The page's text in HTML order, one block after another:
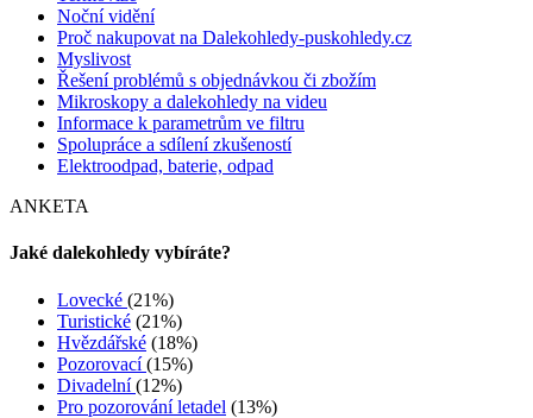
Noční vidění
Proč nakupovat na Dalekohledy-puskohledy.cz
Myslivost
Řešení problémů s objednávkou či zbožím
Mikroskopy a dalekohledy na videu
Informace k parametrům ve filtru
Spolupráce a sdílení zkušeností
Elektroodpad, baterie, odpad
ANKETA
Jaké dalekohledy vybíráte?
Lovecké (21%)
Turistické (21%)
Hvězdářské (18%)
Pozorovací(15%)
Divadelní(12%)
Pro pozorování letadel (13%)